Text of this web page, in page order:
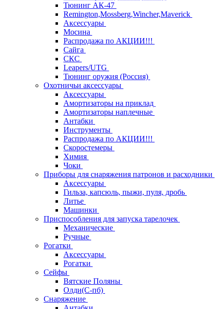
Тюнинг АК-47
Remington,Mossberg,Wincher,Maverick
Аксессуары
Мосина
Распродажа по АКЦИИ!!!
Сайга
СКС
Leapers/UTG
Тюнинг оружия (Россия)
Охотничьи аксессуары
Аксессуары
Амортизаторы на приклад
Амортизаторы наплечные
Антабки
Инструменты
Распродажа по АКЦИИ!!!
Скоростемеры
Химия
Чоки
Приборы для снаряжения патронов и расходники
Аксессуары
Гильза, капсюль, пыжи, пуля, дробь
Литье
Машинки
Приспособления для запуска тарелочек
Механические
Ручные
Рогатки
Аксессуары
Рогатки
Сейфы
Вятские Поляны
Олди(С-пб)
Снаряжение